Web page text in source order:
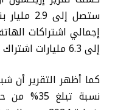
إجمالي اشتراكات
إلى 6.3 مليارات اشتراك بحلول عام 2030.
كما أظهر التقرير أن
نسبة تبلغ